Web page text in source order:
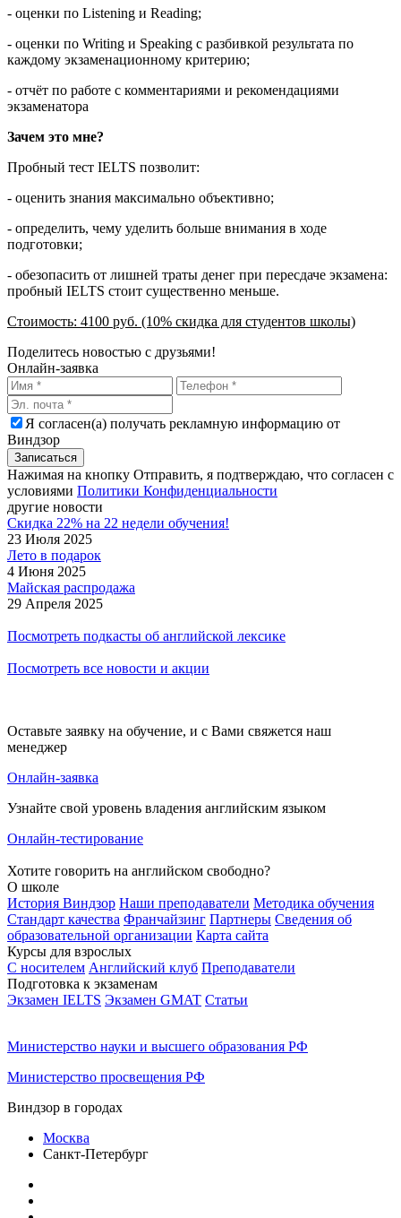
- оценки по Listening и Reading;
- оценки по Writing и Speaking с разбивкой результата по
каждому экзаменационному критерию;
- отчёт по работе с комментариями и рекомендациями
экзаменатора
Зачем это мне?
Пробный тест IELTS позволит:
- оценить знания максимально объективно;
- определить, чему уделить больше внимания в ходе
подготовки;
- обезопасить от лишней траты денег при пересдаче экзамена:
пробный IELTS стоит существенно меньше.
Стоимость: 4100 руб. (10% скидка для студентов школы)
Поделитесь новостью с друзьями!
Онлайн-заявка
Я согласен(а) получать рекламную информацию от
Виндзор
Нажимая на кнопку Отправить, я подтверждаю, что согласен с
условиями Политики Конфиденциальности
другие новости
Скидка 22% на 22 недели обучения!
23 Июля 2025
Лето в подарок
4 Июня 2025
Майская распродажа
29 Апреля 2025
Посмотреть подкасты об английской лексике
Посмотреть все новости и акции
Оставьте заявку на обучение, и с Вами свяжется наш
менеджер
Онлайн-заявка
Узнайте свой уровень владения английским языком
Онлайн-тестирование
Хотите говорить на английском свободно?
О школе
История Виндзор Наши преподаватели Методика обучения
Стандарт качества Франчайзинг Партнеры Сведения об
образовательной организации Карта сайта
Курсы для взрослых
С носителем Английский клуб Преподаватели
Подготовка к экзаменам
Экзамен IELTS Экзамен GMAT Статьи
Министерство науки и высшего образования РФ
Министерство просвещения РФ
Виндзор в городах
Москва
Санкт-Петербург